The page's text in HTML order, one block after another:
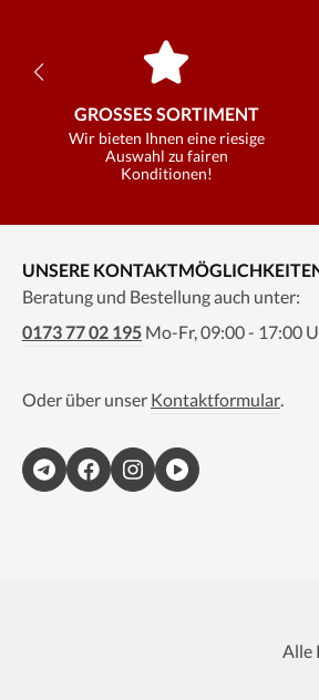
GROSSES SORTIMENT
Wir bieten Ihnen eine riesige
Auswahl zu fairen
Konditionen!
UNSERE
Beratung und Bestellung auch unter:
0173 77 02 195 Mo-Fr, 09:00 - 17:00
Oder über unser Kontaktformular.
Alle